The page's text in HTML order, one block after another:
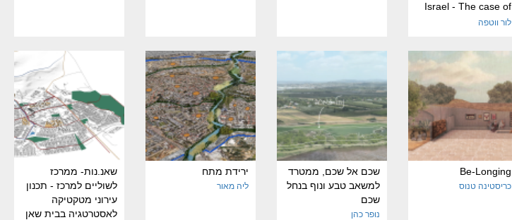
Israel - The case of
Tamra
לור ווטפה
Be-Longing
כריסטינה טנוס
שכם אל שכם, ממטרד
למשאב טבע ונוף בנחל
שכם
נופר כהן
ירידת מתח
ליה מאור
שאנ.נות- ממרכז
לשוליים למרכז - תכנון
עירוני מטקטיקה
לאסטרטגיה בבית שאן